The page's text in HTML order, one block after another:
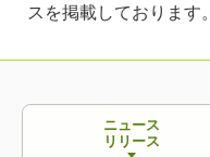
チャットサポート 電話で相談
スを掲載しております。
ニュース
リリース